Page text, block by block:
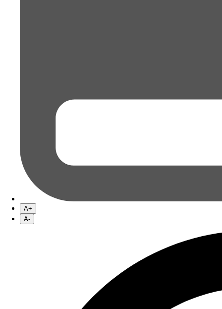
A+
A-